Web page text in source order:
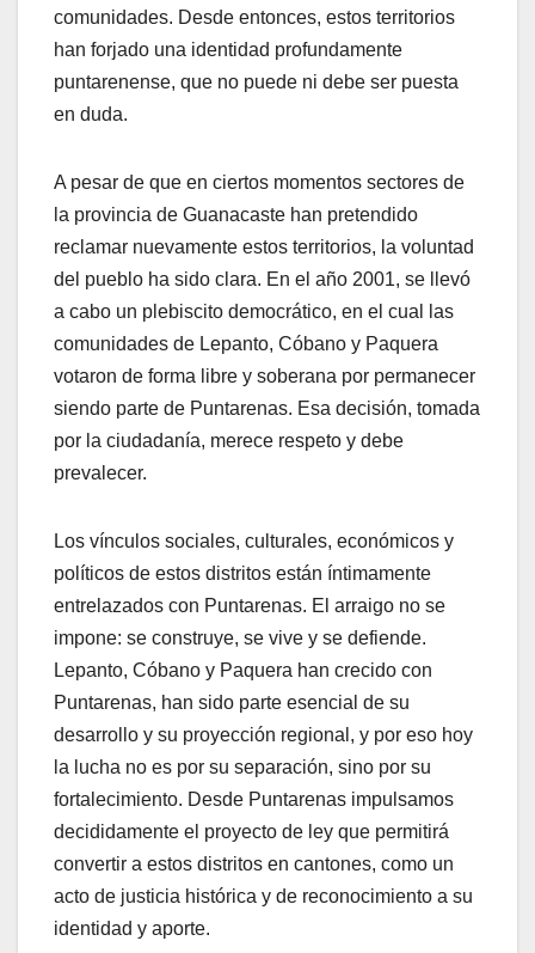
comunidades. Desde entonces, estos territorios
han forjado una identidad profundamente
puntarenense, que no puede ni debe ser puesta
en duda.
A pesar de que en ciertos momentos sectores de
la provincia de Guanacaste han pretendido
reclamar nuevamente estos territorios, la voluntad
del pueblo ha sido clara. En el año 2001, se llevó
a cabo un plebiscito democrático, en el cual las
comunidades de Lepanto, Cóbano y Paquera
votaron de forma libre y soberana por permanecer
siendo parte de Puntarenas. Esa decisión, tomada
por la ciudadanía, merece respeto y debe
prevalecer.
Los vínculos sociales, culturales, económicos y
políticos de estos distritos están íntimamente
entrelazados con Puntarenas. El arraigo no se
impone: se construye, se vive y se defiende.
Lepanto, Cóbano y Paquera han crecido con
Puntarenas, han sido parte esencial de su
desarrollo y su proyección regional, y por eso hoy
la lucha no es por su separación, sino por su
fortalecimiento. Desde Puntarenas impulsamos
decididamente el proyecto de ley que permitirá
convertir a estos distritos en cantones, como un
acto de justicia histórica y de reconocimiento a su
identidad y aporte.